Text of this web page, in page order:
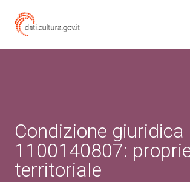
Condizione
1100140807:
territoriale